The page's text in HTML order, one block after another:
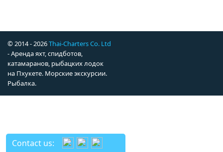
© 2014 - 2026Thai-Charters Co. Ltd
- Аренда яхт, спидботов,
катамаранов, рыбацких лодок
на Пхукете. Морские экскурсии.
Рыбалка.
Contact us: